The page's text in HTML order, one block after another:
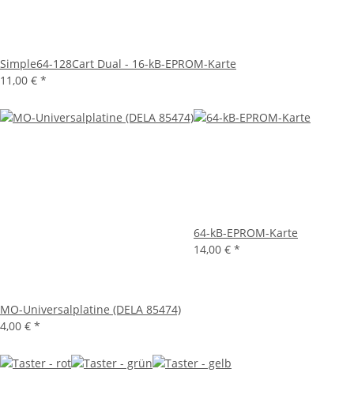
Simple64-128Cart Dual - 16-kB-EPROM-Karte
11,00 € *
MO-Universalplatine (DELA 85474)
4,00 € *
64-kB-EPROM-Karte
14,00 € *